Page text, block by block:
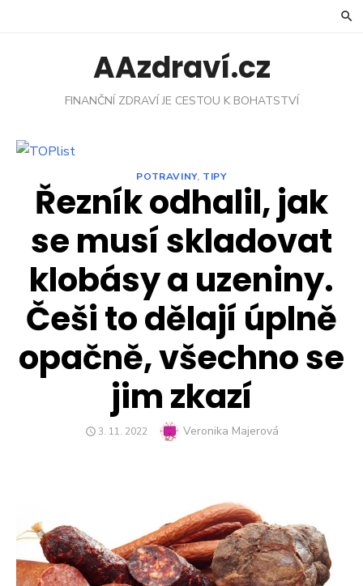
AAzdraví.cz
FINANČNÍ ZDRAVÍ JE CESTOU K BOHATSTVÍ
POTRAVINY, TIPY
Řezník odhalil, jak
se musí skladovat
klobásy a uzeniny.
Češi to dělají úplně
opačně, všechno se
jim zkazí
POSTED
3. 11. 2022 Author
Veronika Majerová